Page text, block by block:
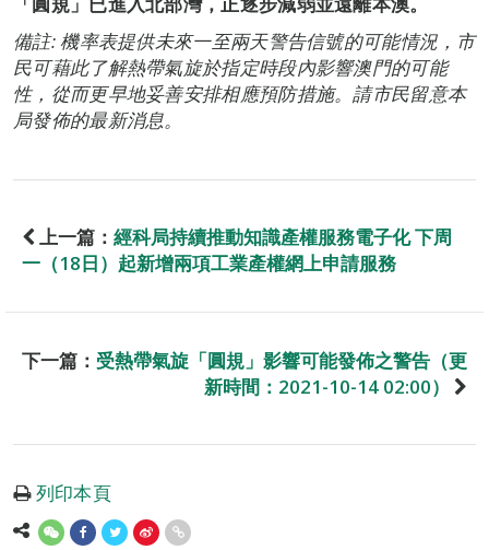
備註: 機率表提供未來一至兩天警告信號的可能情況，市
民可藉此了解熱帶氣旋於指定時段內影響澳門的可能
性，從而更早地妥善安排相應預防措施。請市民留意本
局發佈的最新消息。
上一篇： 經科局持續推動知識產權服務電子化 下周
一（18日）起新增兩項工業產權網上申請服務
下一篇： 受熱帶氣旋「圓規」影響可能發佈之警告（更
新時間：2021-10-14 02:00）
列印本頁